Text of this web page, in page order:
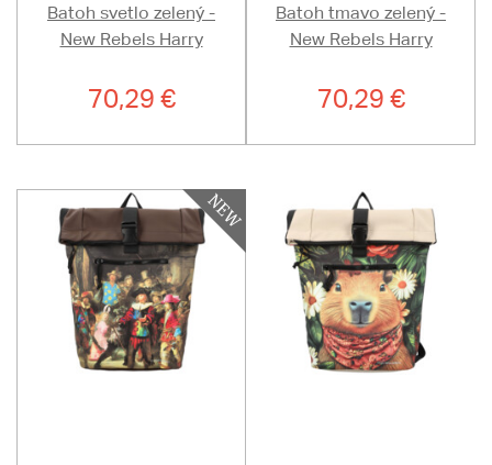
Batoh svetlo zelený -
New Rebels Harry
70,29 €
Batoh tmavo zelený -
New Rebels Harry
70,29 €